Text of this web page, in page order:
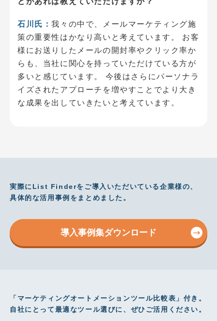
石川氏：我々の中で、メールマーケティング施
策の重要性はかなり高いと考えています。 お客
様にお送りしたメールの開封率やクリック率か
らも、当社に関心を持っていただけている方が
多いと感じています。 今後はさらにパーソナラ
イズされたアプローチを増やすことでより大き
な成果を出していきたいと考えています。
実際にList Finderをご導入いただいている企業様の、
具体的な活用事例をまとめました。
導入事例集ダウンロード
「マーケティングオートメーションツール比較表」付き。
自社にとって最適なツール選びに、ぜひご活用ください。